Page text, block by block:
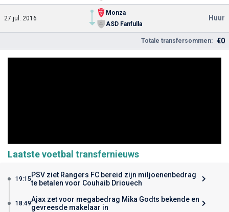
27 jul. 2016
Monza
ASD Fanfulla
Huur
Totale transfersommen: €0
Laatste voetbal transfernieuws
19:15 PSV ziet Rangers FC bereid zijn miljoenenbedrag
te betalen voor Couhaib Driouech
18:49Ajax zet voor megabedrag Mika Godts bekende en
gevreesde makelaar in